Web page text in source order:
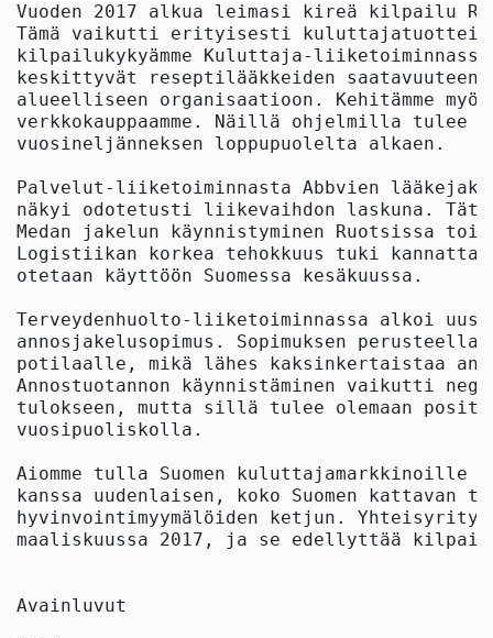
Vuoden 2017 alkua leimasi kireä kilpailu
Tämä vaikutti erityisesti kuluttajatuotteissa.
kilpailukykyämme Kuluttaja-
keskittyvät reseptilääkkeiden
alueelliseen organisaatioon. Kehitämme
verkkokauppaamme. Näillä ohjelmilla tulee
vuosineljänneksen loppupuolelta alkaen.
Palvelut-liiketoiminnasta Abbvien
näkyi odotetusti liikevaihdon laskuna.
Medan jakelun käynnistyminen Ruotsissa
Logistiikan korkea tehokkuus tuki
otetaan käyttöön Suomessa kesäkuussa.
Terveydenhuolto-liiketoiminnassa alkoi
annosjakelusopimus. Sopimuksen
potilaalle, mikä lähes kaksinkertaistaa
Annostuotannon käynnistäminen vaikutti
tulokseen, mutta sillä tulee olemaan
vuosipuoliskolla.
Aiomme tulla Suomen kuluttajamarkkinoille
kanssa uudenlaisen, koko Suomen kattavan
hyvinvointimyymälöiden ketjun.
maaliskuussa 2017, ja se edellyttää
Avainluvut